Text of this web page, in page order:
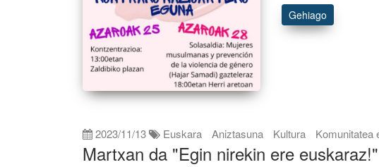
Gehiago
2023/11/13 Euskara Aniztasuna Kultura Komunitatea
Martxan da "Egin nirekin ere